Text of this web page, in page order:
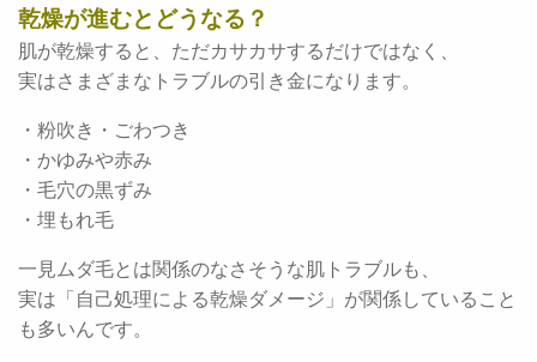
乾燥が進むとどうなる？
肌が乾燥すると、ただカサカサするだけではなく、
実はさまざまなトラブルの引き金になります。
・粉吹き・ごわつき
・かゆみや赤み
・毛穴の黒ずみ
・埋もれ毛
一見ムダ毛とは関係のなさそうな肌トラブルも、
実は「自己処理による乾燥ダメージ」が関係していること
も多いんです。